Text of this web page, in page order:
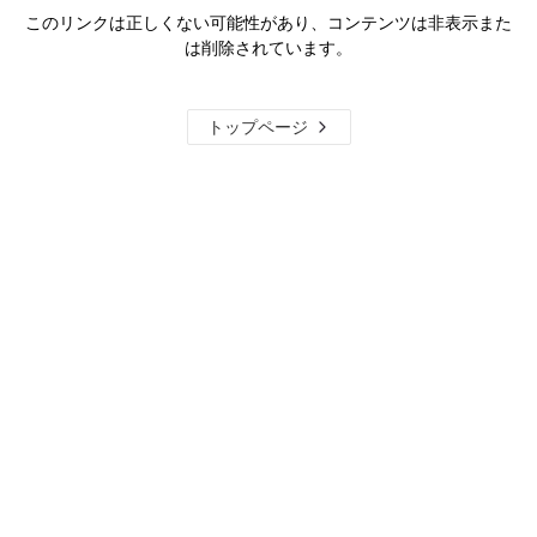
このリンクは正しくない可能性があり、コンテンツは非表示また
は削除されています。
トップページ